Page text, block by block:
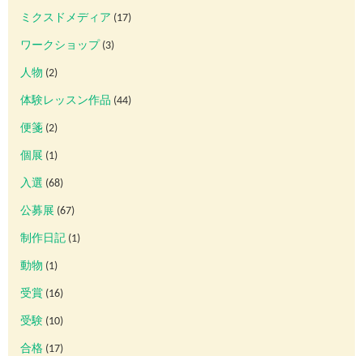
ミクスドメディア (17)
ワークショップ (3)
人物 (2)
体験レッスン作品 (44)
便箋 (2)
個展 (1)
入選 (68)
公募展 (67)
制作日記 (1)
動物 (1)
受賞 (16)
受験 (10)
合格 (17)